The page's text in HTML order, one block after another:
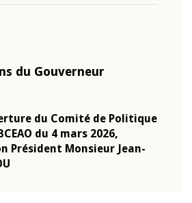
du Gouverneur
du Comité de Politique
du 4 mars 2026,
Président Monsieur Jean-